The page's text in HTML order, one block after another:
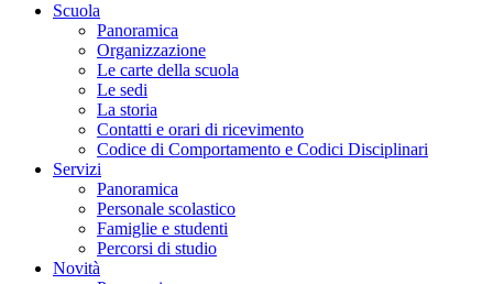
Scuola
Panoramica
Organizzazione
Le carte della scuola
Le sedi
La storia
Contatti e orari di ricevimento
Codice di Comportamento e Codici Disciplinari
Servizi
Panoramica
Personale scolastico
Famiglie e studenti
Percorsi di studio
Novità